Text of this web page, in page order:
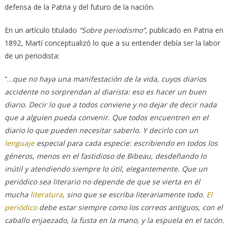
defensa de la Patria y del futuro de la nación.
En un artículo titulado “Sobre periodismo”, publicado en Patria en
1892, Martí conceptualizó lo que a su entender debía ser la labor
de un periodista:
“…que no haya una manifestación de la vida, cuyos diarios
accidente no sorprendan al diarista: eso es hacer un buen
diario. Decir lo que a todos conviene y no dejar de decir nada
que a alguien pueda convenir. Que todos encuentren en el
diario lo que pueden necesitar saberlo. Y decirlo con un
lenguajeespecial para cada especie: escribiendo en todos los
géneros, menos en el fastidioso de Bibeau, desdeñando lo
inútil y atendiendo siempre lo útil, elegantemente. Que un
periódico sea literario no depende de que se vierta en él
mucha literatura, sino que se escriba literariamente todo. El
periódicodebe estar siempre como los correos antiguos, con el
caballo enjaezado, la fusta en la mano, y la espuela en el tacón.